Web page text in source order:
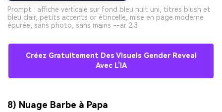
Prompt : affiche verticale sur fond bleu nuit uni, titres blush et
bleu clair, petits accents or étincelle, mise en page moderne
épurée, sans photo, sans mains --ar 2:3
Créez Gratuitement Des Visuels Gender Reveal
Avec L’IA
8) Nuage Barbe à Papa